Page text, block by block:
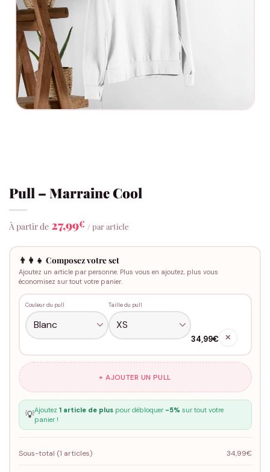
Pull – Marraine Cool
À partir de 27,99€ / par article
👨‍👩‍👧 Composez votre set
Ajoutez un article par personne. Plus vous en ajoutez, plus vous
économisez sur tout votre panier.
Couleur du pull Taille du pull
34,99€ ✕
+ AJOUTER UN PULL
💡Ajoutez 1 article de pluspour débloquer -5% sur tout votre
panier !
Sous-total (1 articles) 34,99€